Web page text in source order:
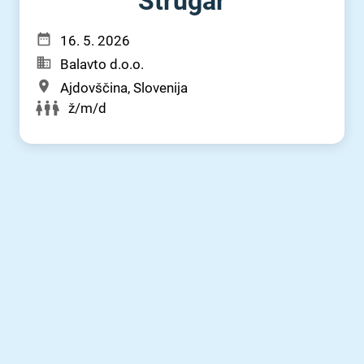
16. 5. 2026
Balavto d.o.o.
Ajdovščina, Slovenija
ž/m/d